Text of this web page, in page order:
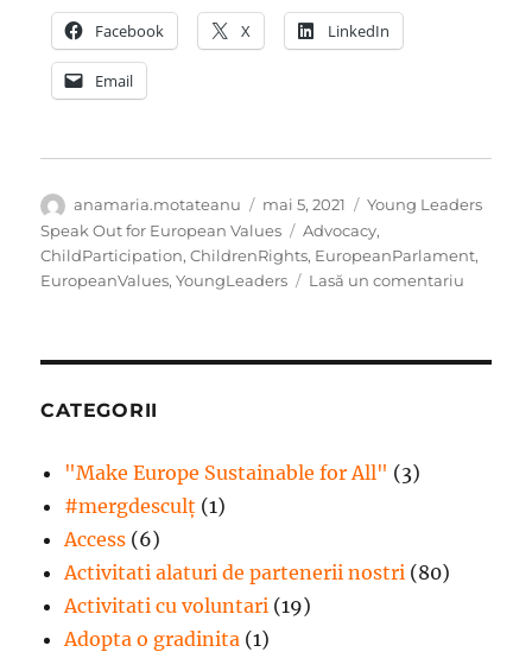
Facebook X LinkedIn
Email
Autor
anamaria.motateanu
Publicat
pe
mai 5, 2021 Categorii
Young Leaders
Speak Out for European Values
Etichete
Advocacy,
ChildParticipation,ChildrenRights, EuropeanParlament,
EuropeanValues,YoungLeaders Lasă un comentariu
CATEGORII
"Make Europe Sustainable for All" (3)
#mergdesculţ (1)
Access (6)
Activitati alaturi de partenerii nostri (80)
Activitati cu voluntari (19)
Adopta o gradinita (1)